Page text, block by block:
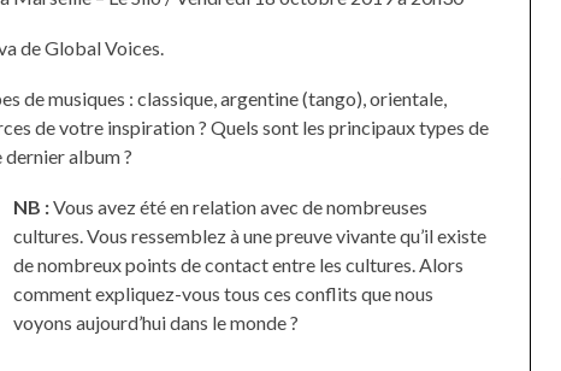
de Global Voices.
de musiques : classique, argentine (tango), orientale,
de votre inspiration ? Quels sont les principaux types de
album ?
NB :Vous avez été en relation avec de nombreuses
cultures. Vous ressemblez à une preuve vivante qu’il existe
de nombreux points de contact entre les cultures. Alors
comment expliquez-vous tous ces conflits que nous
voyons aujourd’hui dans le monde ?